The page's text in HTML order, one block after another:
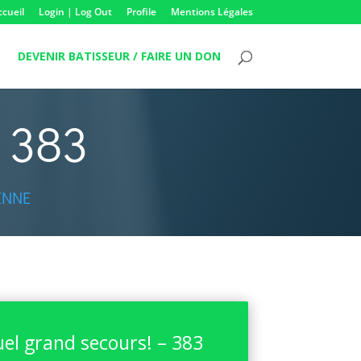
Login | Log Out Profile Mentions Légales
DEVENIR BATISSEUR / FAIRE UN DON
grand secours! – 383